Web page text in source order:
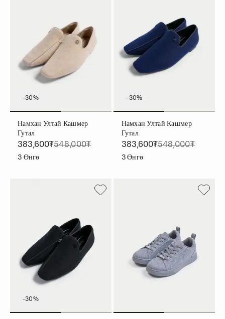
-30%
Намхан Ултай Кашмер
Гутал
383,600₮548,000₮
3 Өнгө
-30%
Намхан Ултай Кашмер
Гутал
383,600₮548,000₮
3Өнгө
-30%